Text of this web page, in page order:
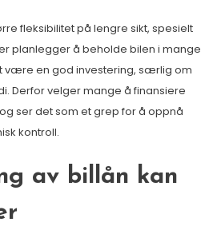
fleksibilitet på lengre sikt, spesielt
planlegger å beholde bilen i mange
være en god investering, særlig om
Derfor velger mange å finansiere
ser det som et grep for å oppnå
kontroll.
av billån kan